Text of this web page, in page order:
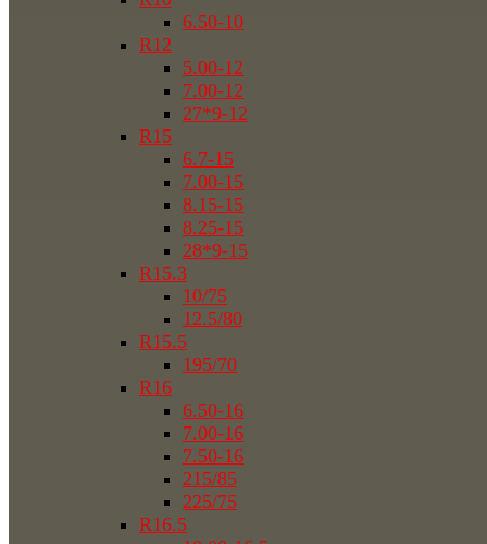
6.50-10
R12
5.00-12
7.00-12
27*9-12
R15
6.7-15
7.00-15
8.15-15
8.25-15
28*9-15
R15.3
10/75
12.5/80
R15.5
195/70
R16
6.50-16
7.00-16
7.50-16
215/85
225/75
R16.5